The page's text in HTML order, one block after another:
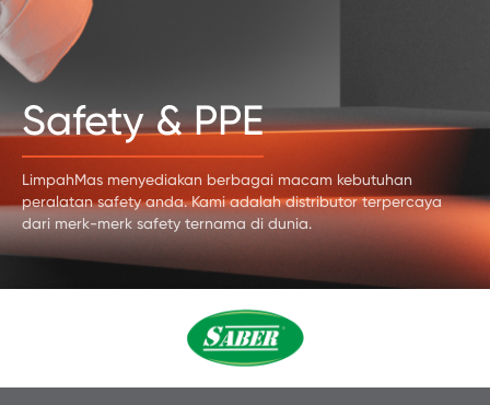
Safety & PPE
LimpahMas menyediakan berbagai macam kebutuhan
peralatan safety anda. Kami adalah distributor terpercaya
dari merk-merk safety ternama di dunia.